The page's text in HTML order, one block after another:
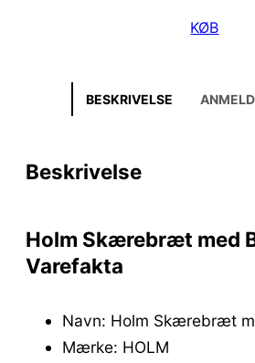
KØB
BESKRIVELSE
Beskrivelse
Holm Skærebræt med
Varefakta
Navn: Holm Skærebræt
Mærke: HOLM